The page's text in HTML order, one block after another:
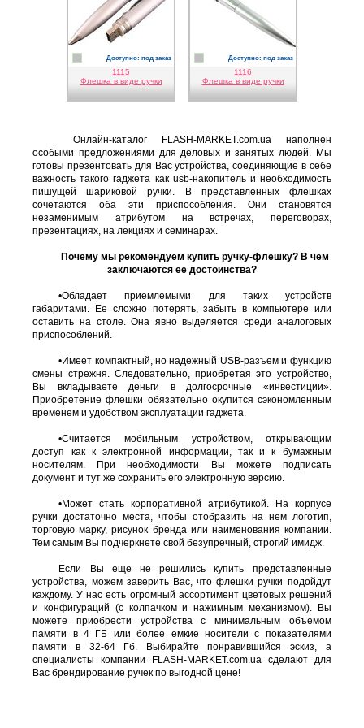
1115
Флешка в виде ручки
сереброДоступно: под заказ
1116
Флешка в виде ручки
сереброДоступно: под заказ
Онлайн-каталог FLASH-MARKET.com.ua наполнен
особыми предложениями для деловых и занятых людей. Мы
готовы презентовать для Вас устройства, соединяющие в себе
важность такого гаджета как usb-накопитель и необходимость
пишущей шариковой ручки. В представленных флешках
сочетаются оба эти приспособления. Они становятся
незаменимым атрибутом на встречах, переговорах,
презентациях, на лекциях и семинарах.
Почему мы рекомендуем купить ручку-флешку? В чем
заключаются ее достоинства?
•Обладает приемлемыми для таких устройств
габаритами. Ее сложно потерять, забыть в компьютере или
оставить на столе. Она явно выделяется среди аналоговых
приспособлений.
•Имеет компактный, но надежный USB-разъем и функцию
смены стрежня. Следовательно, приобретая это устройство,
Вы вкладываете деньги в долгосрочные «инвестиции».
Приобретение флешки обязательно окупится сэкономленным
временем и удобством эксплуатации гаджета.
•Считается мобильным устройством, открывающим
доступ как к электронной информации, так и к бумажным
носителям. При необходимости Вы можете подписать
документ и тут же сохранить его электронную версию.
•Может стать корпоративной атрибутикой. На корпусе
ручки достаточно места, чтобы отобразить на нем логотип,
торговую марку, рисунок бренда или наименования компании.
Тем самым Вы подчеркнете свой безупречный, строгий имидж.
Если Вы еще не решились купить представленные
устройства, можем заверить Вас, что флешки ручки подойдут
каждому. У нас есть огромный ассортимент цветовых решений
и конфигураций (с колпачком и нажимным механизмом). Вы
можете приобрести устройства с минимальным объемом
памяти в 4 ГБ или более емкие носители с показателями
памяти в 32-64 Гб. Выбирайте понравившийся эскиз, а
специалисты компании FLASH-MARKET.com.ua сделают для
Вас брендирование ручек по выгодной цене!